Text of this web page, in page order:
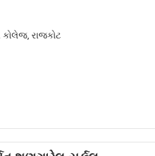
કોલેજ, રાજકોટ